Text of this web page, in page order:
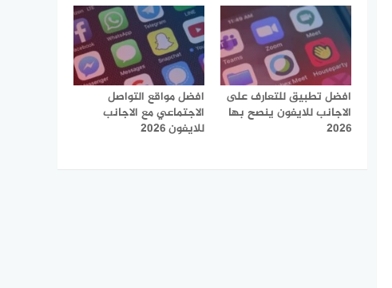
افضل تطبيق للتعارف على
الاجانب للايفون ينصح بها
2026
افضل مواقع التواصل
الاجتماعي مع الاجانب
للايفون 2026